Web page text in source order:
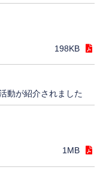
198KB
動が紹介されました
1MB